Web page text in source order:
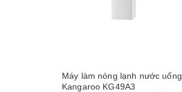
Máy làm nóng lạnh nước uống
Kangaroo KG49A3